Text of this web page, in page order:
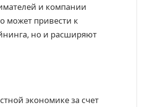
и компании
может привести к
но и расширяют
экономике за счет